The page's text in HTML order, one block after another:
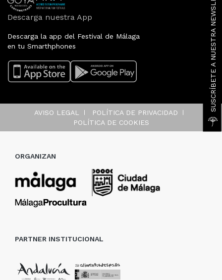
SUSCRÍBETE A NUESTRA NEWSLETTER
Descarga nuestra App
Descarga la app del Festival de Málaga
en tu Smarthphones
AVISO LEGAL
POLÍTICA DE PRIVACIDAD
POLÍTICA DE COOKIES
ORGANIZAN
PARTNER INSTITUCIONAL